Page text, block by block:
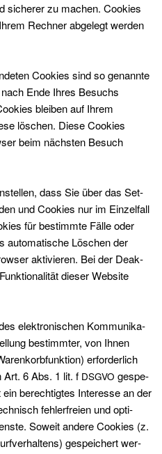
sicher­er zu machen. Cook­ies
Rech­n­er abgelegt wer­den
Cook­ies sind so genan­nte
Ende Ihres Besuchs
bleiben auf Ihrem
löschen. Diese Cook­ies
beim näch­sten Besuch
dass Sie über das Set­
und Cook­ies nur im Einzelfall
für bes­timmte Fälle oder
automa­tis­che Löschen der
aktivieren. Bei der Deak­
dieser Web­site
elek­tro­n­is­chen Kom­mu­nika­
bes­timmter, von Ihnen
erforder­lich
Art. 6 Abs. 1 lit. f DSGVO gespe­
berechtigtes Inter­esse an der
fehler­freien und opti­
Soweit andere Cook­ies (z.
gespe­ichert wer­